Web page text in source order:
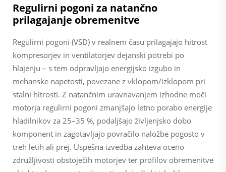
Regulirni pogoni za natančno
prilagajanje obremenitve
Regulirni pogoni (VSD) v realnem času prilagajajo hitrost
kompresorjev in ventilatorjev dejanski potrebi po
hlajenju – s tem odpravljajo energijsko izgubo in
mehanske napetosti, povezane z vklopom/izklopom pri
stalni hitrosti. Z natančnim uravnavanjem izhodne moči
motorja regulirni pogoni zmanjšajo letno porabo energije
hladilnikov za 25–35 %, podaljšajo življenjsko dobo
komponent in zagotavljajo povračilo naložbe pogosto v
treh letih ali prej. Uspešna izvedba zahteva oceno
združljivosti obstoječih motorjev ter profilov obremenitve